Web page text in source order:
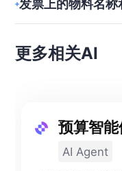
发票上的物料名称
更多相关AI
预算智
AI Agent